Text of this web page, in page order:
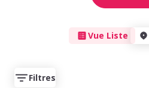
Vue Liste
Filtres